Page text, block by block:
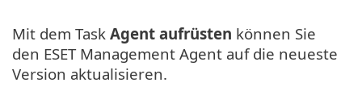
Mit dem Task Agent aufrüsten können Sie
den ESET Management Agent auf die neueste
Version aktualisieren.